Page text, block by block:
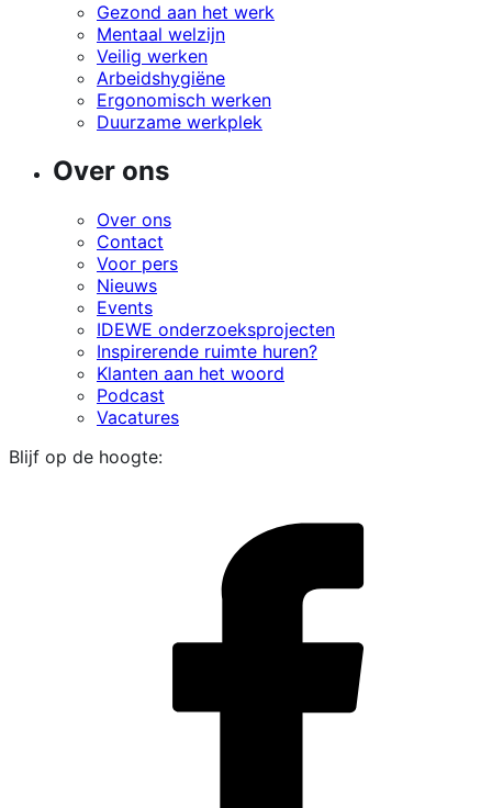
Gezond aan het werk
Mentaal welzijn
Veilig werken
Arbeidshygiëne
Ergonomisch werken
Duurzame werkplek
Over ons
Over ons
Contact
Voor pers
Nieuws
Events
IDEWE onderzoeksprojecten
Inspirerende ruimte huren?
Klanten aan het woord
Podcast
Vacatures
Blijf op de hoogte: